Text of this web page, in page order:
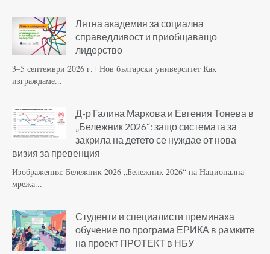
Лятна академия за социална
справедливост и приобщаващо
лидерство
3–5 септември 2026 г. | Нов български университет Как
изграждаме...
Д-р Галина Маркова и Евгения Тонева в
„Бележник 2026“: защо системата за
закрила на детето се нуждае от нова
визия за превенция
Изображения: Бележник 2026 „Бележник 2026“ на Национална
мрежа...
Студенти и специалисти преминаха
обучение по програма ЕРИКА в рамките
на проект ПРОТЕКТ в НБУ